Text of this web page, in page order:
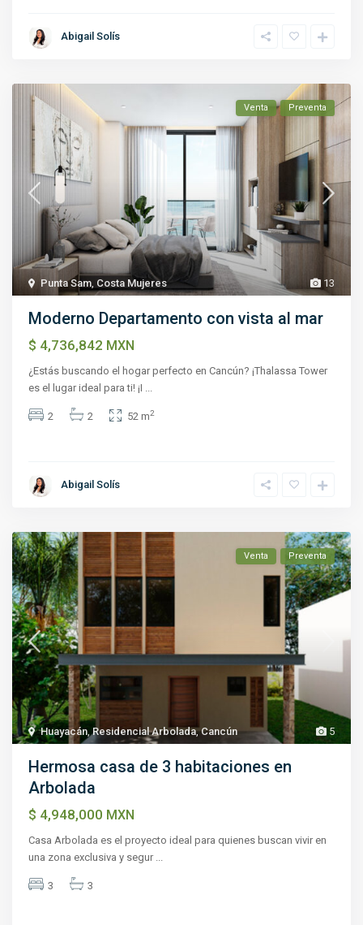
Abigail Solís
13
Punta Sam, Costa Mujeres
Venta Preventa
Moderno Departamento con vista al mar
$ 4,736,842 MXN
¿Estás buscando el hogar perfecto en Cancún? ¡Thalassa Tower
es el lugar ideal para ti! ¡I ...
2 2 52 m2
Abigail Solís
5
Huayacán,Residencial Arbolada,Cancún
Venta Preventa
Hermosa casa de 3 habitaciones en
Arbolada
$ 4,948,000 MXN
Casa Arbolada es el proyecto ideal para quienes buscan vivir en
una zona exclusiva y segur ...
3 3